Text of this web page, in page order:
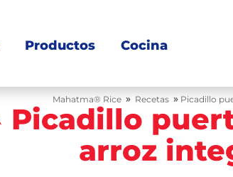
Productos Cocina
Mahatma® Rice » Recetas » Picadillo
Picadillo
arroz